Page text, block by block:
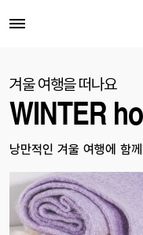
겨울 여행을 떠나요
WINTER
낭만적인 겨울 여행에 함